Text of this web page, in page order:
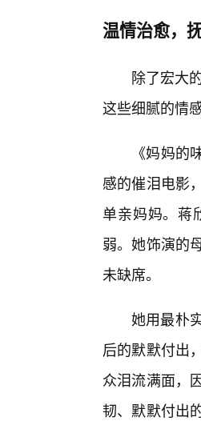
温情治愈，
除了宏大
这些细腻的情
《妈妈
感的催泪电影
单亲妈妈。蒋
弱。她饰演的
未缺席。
她用最朴
后的默默付出
众泪流满面，
韧、默默付出